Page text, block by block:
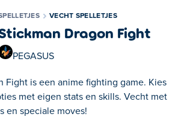
VECHT SPELLETJES
Dragon Fight
PEGASUS
Fight is een anime fighting game. Kies
met eigen stats en skills. Vecht met
en speciale moves!